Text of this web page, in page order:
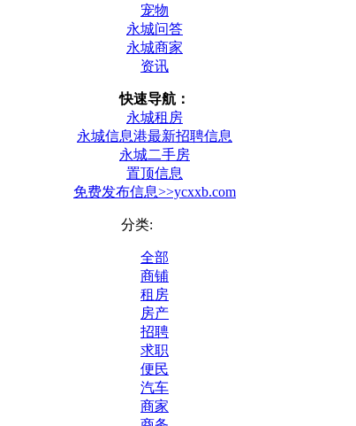
宠物
永城问答
永城商家
资讯
快速导航：
永城租房
永城信息港最新招聘信息
永城二手房
置顶信息
免费发布信息>>ycxxb.com
分类:
全部
商铺
租房
房产
招聘
求职
便民
汽车
商家